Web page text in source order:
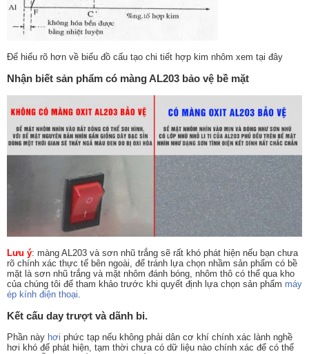
Để hiểu rõ hơn về biểu đồ cấu tạo chi tiết hợp kim nhôm xem tại đây
Nhận biết sản phẩm có màng AL203 bảo vệ bề mặt
Lưu ý: màng AL203 và sơn nhũ trắng sẽ rất khó phát hiện nếu bạn chưa
rõ chính xác thực tế bên ngoài, để tránh lựa chọn nhầm sản phẩm có bề
mặt là sơn nhũ trắng và mặt nhôm đánh bóng, nhôm thô có thể qua kho
của chúng tôi để tham khảo trước khi quyết định lựa chọn sản phẩm máy
ép kính điện thoại
Kết cấu day trượt và dãnh bi.
Phần này hơi phức tạp nếu không phải dân cơ khí chính xác lành nghề
hơi khó để phát hiện, tạm thời chưa có dữ liệu nào chính xác để có thể